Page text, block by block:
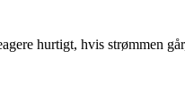
hurtigt, hvis strømmen